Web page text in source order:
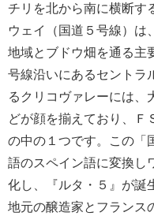
チリを北から南に横断す
ウェイ（国道５号線）は
地域とブドウ畑を通る主
号線沿いにあるセントラ
るクリコヴァレーには、
どが顔を揃えており、Ｆ
の中の１つです。この「
語のスペイン語に変換し
化し、『ルタ・５』が誕
地元の醸造家とフランス